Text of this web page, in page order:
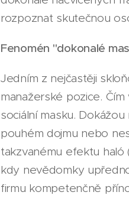
rozpoznat skutečnou
Fenomén "dokonalé
Jedním z nejčastěji
manažerské pozice.
sociální masku.
pouhém dojmu nebo
takzvanému efektu
kdy nevědomky
firmu kompetenčně